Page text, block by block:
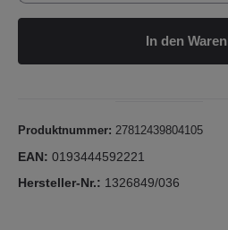
In den
Produktnummer: 27812439804105
EAN: 0193444592221
Hersteller-Nr.: 1326849/036